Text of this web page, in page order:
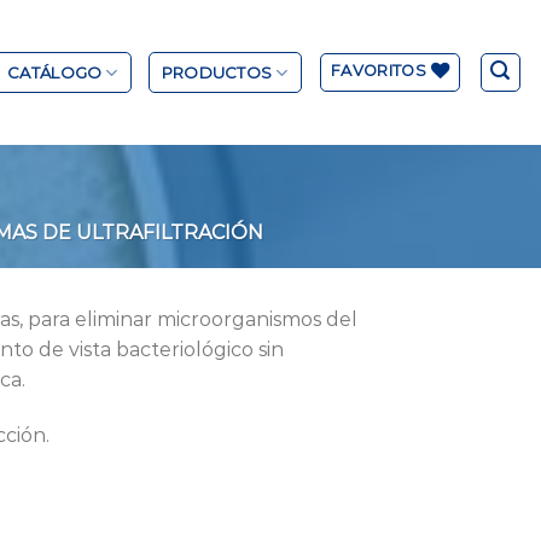
CATÁLOGO PRODUCTOS FAVORITOS
DE ULTRAFILTRACIÓN
para eliminar microorganismos del
de vista bacteriológico sin